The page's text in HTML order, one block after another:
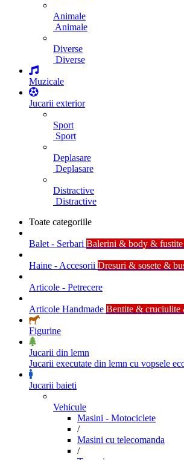
Animale
Animale
Diverse
Diverse
Muzicale
Jucarii exterior
Sport
Sport
Deplasare
Deplasare
Distractive
Distractive
Toate categoriile
Balet - Serbari Balerini & body &
Haine - Accesorii Dresuri & sosete &
Articole - Petrecere
Articole Handmade Bentite & cruciulite
Figurine
Jucarii din lemn
Jucarii executate din lemn cu vopsele
Jucarii baieti
Vehicule
Masini - Motociclete
/
Masini cu telecomanda
/